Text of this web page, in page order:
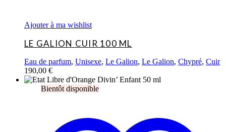
Ajouter à ma wishlist
LE GALION CUIR 100 ML
Eau de parfum, Unisexe, Le Galion, Le Galion, Chypré, Cuir
190,00 €